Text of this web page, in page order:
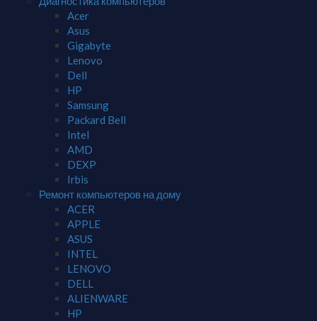
Acer
Asus
Gigabyte
Lenovo
Dell
HP
Samsung
Packard Bell
Intel
AMD
DEXP
Irbis
Ремонт компьютеров на дому
ACER
APPLE
ASUS
INTEL
LENOVO
DELL
ALIENWARE
HP